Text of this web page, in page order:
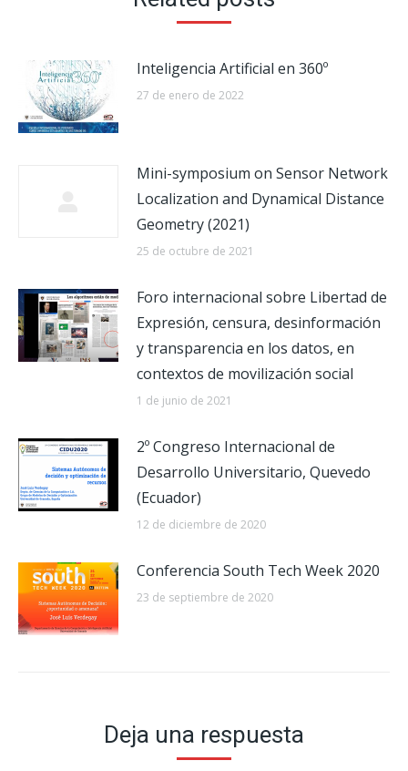
Inteligencia Artificial en 360º
27 de enero de 2022
Mini-symposium on Sensor Network
Localization and Dynamical Distance
Geometry (2021)
25 de octubre de 2021
Foro internacional sobre Libertad de
Expresión, censura, desinformación
y transparencia en los datos, en
contextos de movilización social
1 de junio de 2021
2º Congreso Internacional de
Desarrollo Universitario, Quevedo
(Ecuador)
12 de diciembre de 2020
Conferencia South Tech Week 2020
23 de septiembre de 2020
Deja una respuesta